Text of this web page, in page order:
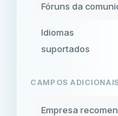
Fóruns da
Idiomas
suportados
CAMPOS ADICIONAIS
Empresa